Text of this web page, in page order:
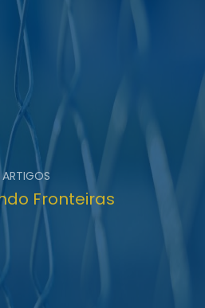
ARTIGOS
Fronteiras